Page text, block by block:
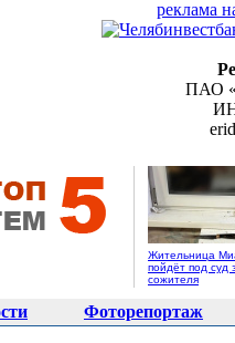
реклама
ПАО
Жительница
пойдёт под суд
сожителя
Фоторепортаж